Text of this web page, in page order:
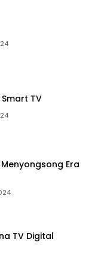
TV
Era
TV Digital